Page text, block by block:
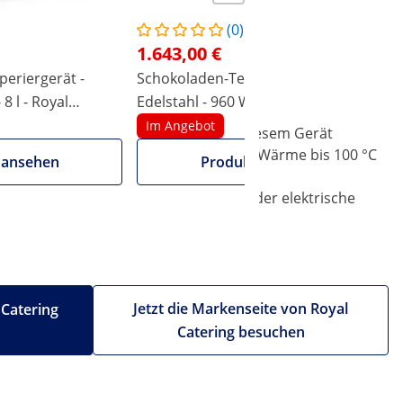
-
l - Royal
(0)
1.643,00 €
Schokoladen-Temperiergerät -
Edelstahl - 960 W - 15 l - Royal
Catering
Im Angebot
Produkt ansehen
optimal geeignet. Mit diesem Gerät
stellen Sie die gewünschte Wärme bis 100 °C
seines qualitativen Materials ist der elektrische
Jetzt die Markenseite von Royal
Catering besuchen